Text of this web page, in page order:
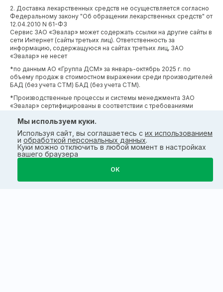
2. Доставка лекарственных средств не осуществляется согласно
Федеральному закону "Об обращении лекарственных средств" от
12.04.2010 N 61-ФЗ
Сервис ЗАО «Эвалар» может содержать ссылки на другие сайты в
сети Интернет (сайты третьих лиц). Ответственность за
информацию, содержащуюся на сайтах третьих лиц, ЗАО
«Эвалар» не несет
*по данным АО «Группа ДСМ» за январь-октябрь 2025 г. по
объему продаж в стоимостном выражении среди производителей
БАД (без учета СТМ) БАД (без учета СТМ).
*Производственные процессы и системы менеджмента ЗАО
«Эвалар» сертифицированы в соответствии с требованиями
Мы используем куки.
Используя сайт, вы соглашаетесь с их использованием
и обработкой персональных данных.
Куки можно отключить в любой момент в настройках
вашего браузера
ОК